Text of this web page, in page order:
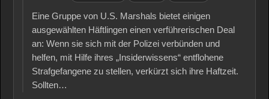
Eine Gruppe von U.S. Marshals bietet einigen
ausgewählten Häftlingen einen verführerischen Deal
an: Wenn sie sich mit der Polizei verbünden und
helfen, mit Hilfe ihres „Insiderwissens“ entflohene
Strafgefangene zu stellen, verkürzt sich ihre Haftzeit.
Sollten…